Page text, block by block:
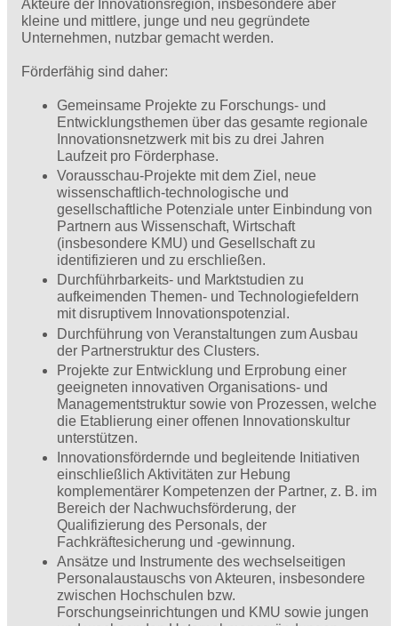
Akteure der Innovationsregion, insbesondere aber
kleine und mittlere, junge und neu gegründete
Unternehmen, nutzbar gemacht werden.
Förderfähig sind daher:
Gemeinsame Projekte zu Forschungs- und
Entwicklungsthemen über das gesamte regionale
Innovationsnetzwerk mit bis zu drei Jahren
Laufzeit pro Förderphase.
Vorausschau-Projekte mit dem Ziel, neue
wissenschaftlich-technologische und
gesellschaftliche Potenziale unter Einbindung von
Partnern aus Wissenschaft, Wirtschaft
(insbesondere KMU) und Gesellschaft zu
identifizieren und zu erschließen.
Durchführbarkeits- und Marktstudien zu
aufkeimenden Themen- und Technologiefeldern
mit disruptivem Innova­tionspotenzial.
Durchführung von Veranstaltungen zum Ausbau
der Partnerstruktur des Clusters.
Projekte zur Entwicklung und Erprobung einer
geeigneten innovativen Organisations- und
Managementstruktur sowie von Prozessen, welche
die Etablierung einer offenen Innovationskultur
unterstützen.
Innovationsfördernde und begleitende Initiativen
einschließlich Aktivitäten zur Hebung
komplementärer Kompetenzen der Partner, z. B. im
Bereich der Nachwuchsförderung, der
Qualifizierung des Personals, der
Fachkräftesicherung und -gewinnung.
Ansätze und Instrumente des wechselseitigen
Personalaustauschs von Akteuren, insbesondere
zwischen Hochschulen bzw.
Forschungseinrichtungen und KMU sowie jungen